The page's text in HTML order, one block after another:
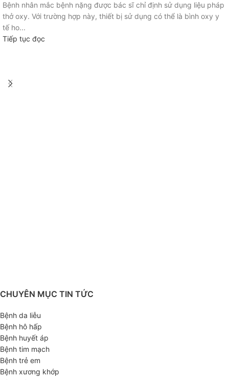
Bệnh nhân mắc bệnh nặng được bác sĩ chỉ định sử dụng liệu pháp
thở oxy. Với trường hợp này, thiết bị sử dụng có thể là bình oxy y
tế ho...
Tiếp tục đọc
CHUYÊN MỤC TIN TỨC
Bệnh da liễu
Bệnh hô hấp
Bệnh huyết áp
Bệnh tim mạch
Bệnh trẻ em
Bệnh xương khớp